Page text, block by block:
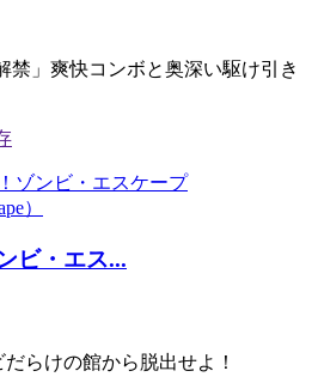
禁」爽快コンボと奥深い駆け引き
ビ・エス...
らけの館から脱出せよ！